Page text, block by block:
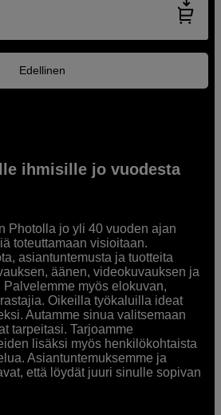
Edellinen
ihmisille jo vuodesta
Photolla jo yli 40 vuoden ajan
toteuttamaan visioitaan.
asiantuntemusta ja tuotteita
äänen, videokuvauksen ja
myös elokuvan,
Oikeilla työkaluilla ideat
Autamme sinua valitsemaan
tarpeitasi. Tarjoamme
lisäksi myös henkilökohtaista
Asiantuntemuksemme ja
että löydät juuri sinulle sopivan